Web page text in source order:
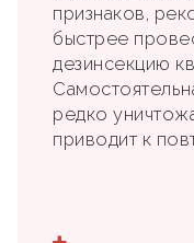
признаков,
быстрее
дезинсекцию
редко
приводит к